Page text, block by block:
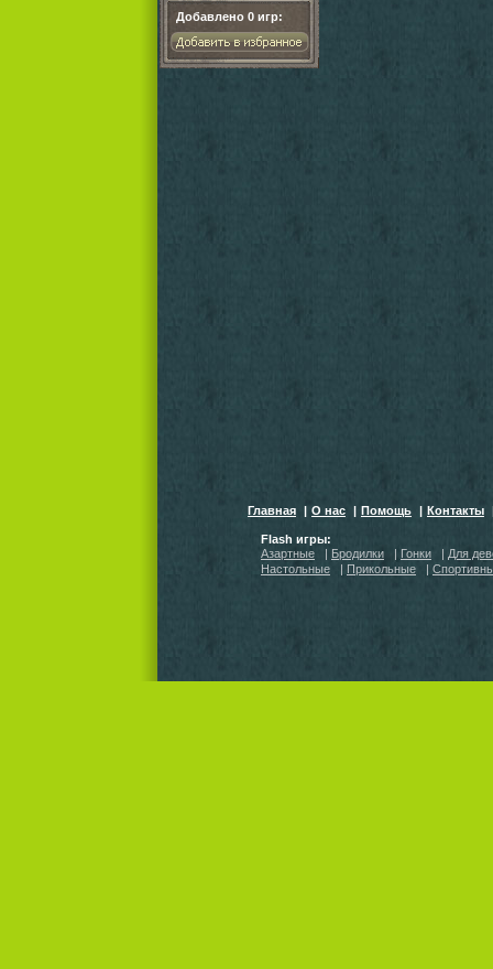
Добавлено 0 игр:
Главная | О нас | Помощь | Контакты
Flash игры:
Азартные
| Бродилки | Гонки | Для
Настольные
| Прикольные |